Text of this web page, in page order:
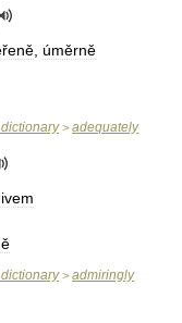
úměrně
dictionary> adequately
dictionary> admiringly